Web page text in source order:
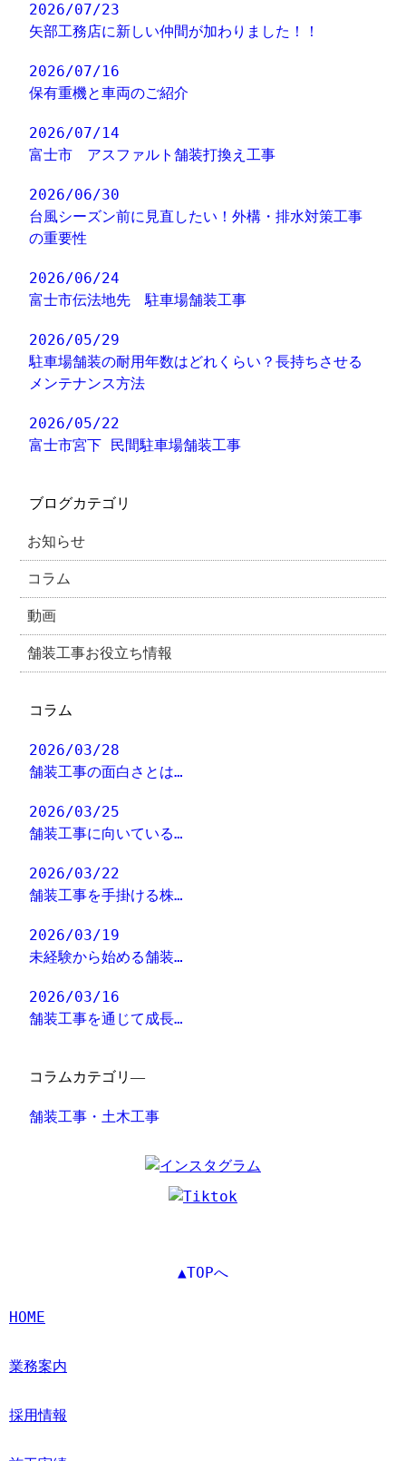
2026/07/23
矢部工務店に新しい仲間が加わりました！！
2026/07/16
保有重機と車両のご紹介
2026/07/14
富士市 アスファルト舗装打換え工事
2026/06/30
台風シーズン前に見直したい！外構・排水対策工事
の重要性
2026/06/24
富士市伝法地先 駐車場舗装工事
2026/05/29
駐車場舗装の耐用年数はどれくらい？長持ちさせる
メンテナンス方法
2026/05/22
富士市宮下 民間駐車場舗装工事
ブログカテゴリ
お知らせ
コラム
動画
舗装工事お役立ち情報
コラム
2026/03/28
舗装工事の面白さとは…
2026/03/25
舗装工事に向いている…
2026/03/22
舗装工事を手掛ける株…
2026/03/19
未経験から始める舗装…
2026/03/16
舗装工事を通じて成長…
コラムカテゴリ―
舗装工事・土木工事
▲TOPへ
HOME
業務案内
採用情報